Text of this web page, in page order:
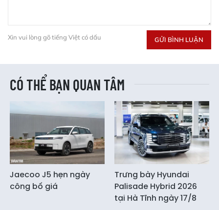
Xin vui lòng gõ tiếng Việt có dấu GỬI BÌNH LUẬN
CÓ THỂ BẠN QUAN TÂM
Jaecoo J5 hẹn ngày
công bố giá
Trưng bày Hyundai
Palisade Hybrid 2026
tại Hà Tĩnh ngày 17/8